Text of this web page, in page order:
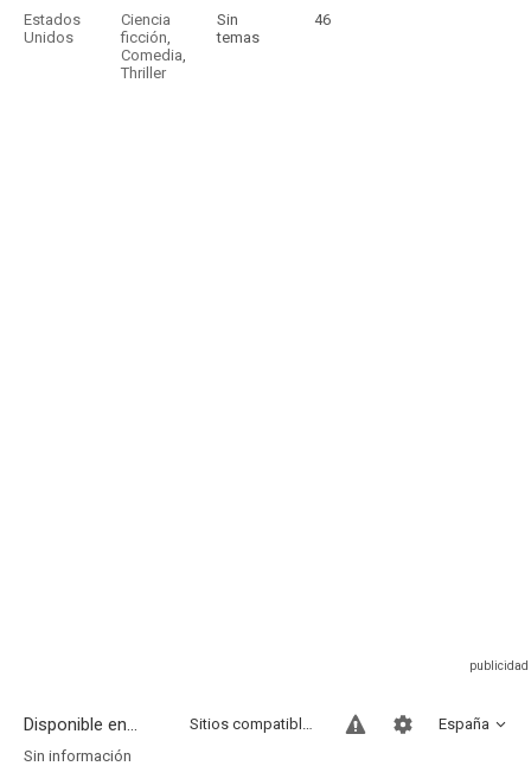
Estados
Unidos
Ciencia
ficción,
Comedia,
Thriller
Sin
temas
46
Disponible en... España
Sitios compatibles
Sin información